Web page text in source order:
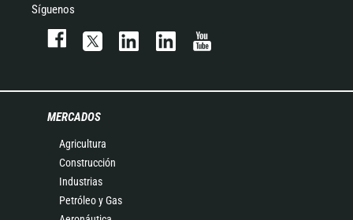
Síguenos
MERCADOS
Agricultura
Construcción
Industrias
Petróleo y Gas